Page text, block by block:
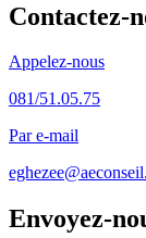
Contactez-
Appelez-nous
081/51.05.75
Par e-mail
Envoyez-